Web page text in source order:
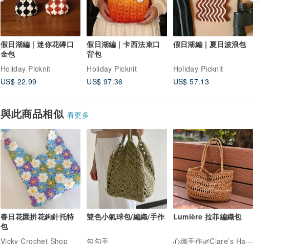
假日湖編 | 迷你花磚口
金包
Holiday Picknit
US$ 22.99
假日湖編 | 卡西法束口
背包
Holiday Picknit
US$ 97.36
假日湖編 | 夏日波浪包
Holiday Picknit
US$ 57.13
與此商品相似 看更多
春日花園拼花鉤針托特
包
Vicky Crochet Shop
雙色小氣球包/編織/手作
勾勾手
Lumière 拉菲編織包
心織手作🌿Clare’s Handmade